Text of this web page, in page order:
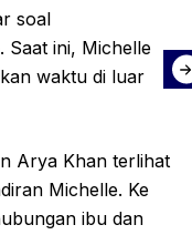
soal
Saat ini, Michelle
waktu di luar
Arya Khan terlihat
Michelle. Ke
ibu dan